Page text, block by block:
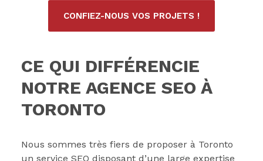
CONFIEZ-NOUS VOS PROJETS !
CE QUI DIFFÉRENCIE
NOTRE AGENCE SEO À
TORONTO
Nous sommes très fiers de proposer à Toronto
un service SEO disposant d’une large expertise